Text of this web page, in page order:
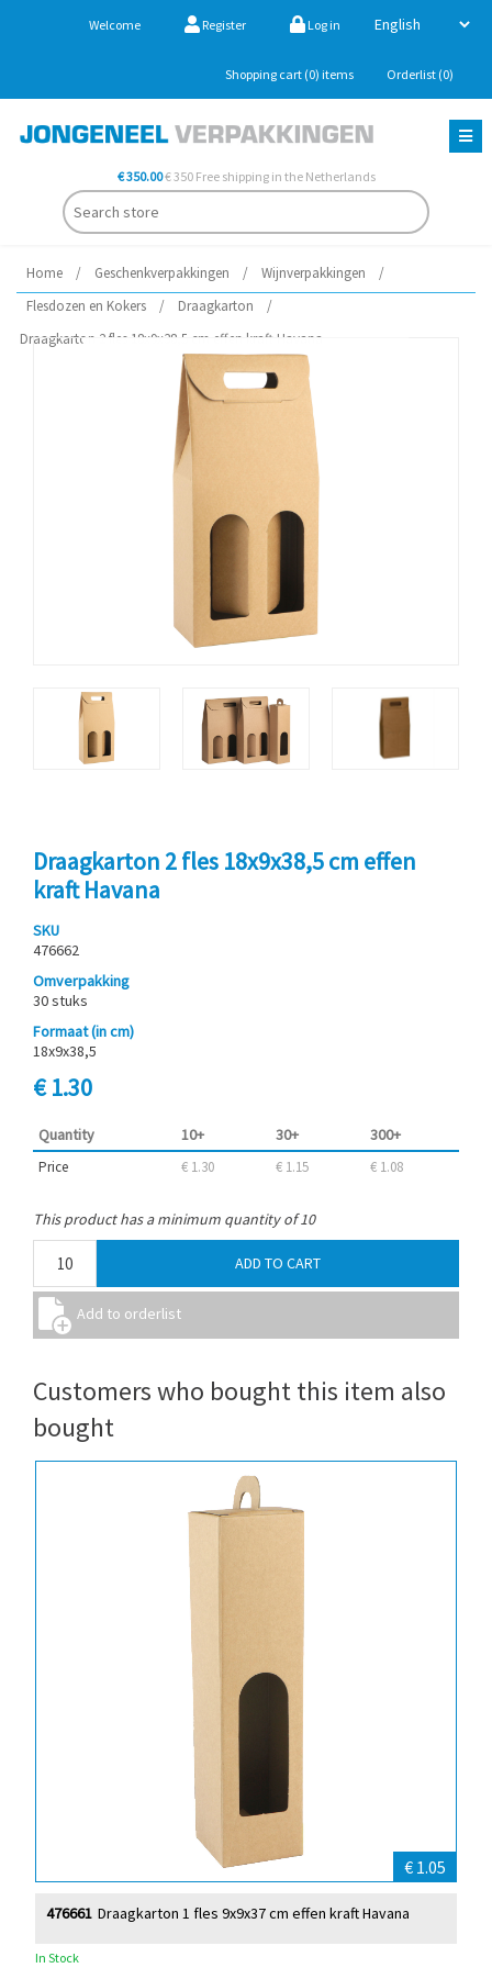
Welcome Register Log in
Shopping cart (0) items Orderlist (0)
€ 350.00€ 350 Free shipping in the Netherlands
Home / Geschenkverpakkingen / Wijnverpakkingen
/
Flesdozen en Kokers
/ Draagkarton
/
Draagkarton 2 fles 18x9x38,5 cm effen kraft Havana
Draagkarton 2 fles 18x9x38,5 cm effen
kraft Havana
SKU
476662
Omverpakking
30 stuks
Formaat (in cm)
18x9x38,5
€ 1.30
Quantity 10+ 30+ 300+
Price € 1.30 € 1.15 € 1.08
This product has a minimum quantity of 10
Customers who bought this item also
bought
€ 1.05
Draagkarton 1 fles 9x9x37 cm effen kraft Havana
476661
In Stock